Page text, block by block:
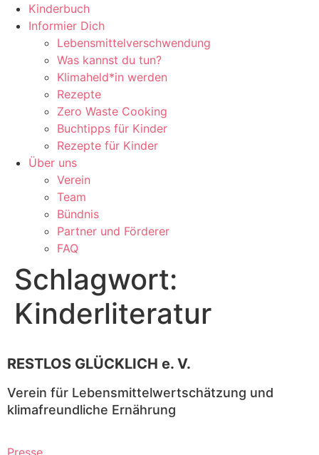
Kinderbuch
Informier Dich
Lebensmittelverschwendung
Was kannst du tun?
Klimaheld*in werden
Rezepte
Zero Waste Cooking
Buchtipps für Kinder
Rezepte für Kinder
Über uns
Verein
Team
Bündnis
Partner und Förderer
FAQ
Schlagwort:
Kinderliteratur
RESTLOS GLÜCKLICH e. V.
Verein für Lebensmittelwertschätzung und
klimafreundliche Ernährung
Presse